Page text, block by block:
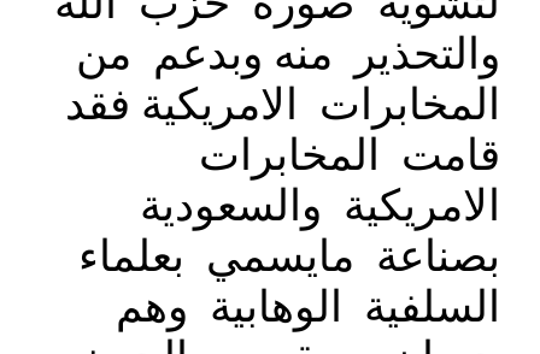
والتحذير منه وبدعم من
المخابرات الامريكية فقد
قامت المخابرات
الامريكية والسعودية
بصناعة مايسمي بعلماء
السلفية الوهابية وهم